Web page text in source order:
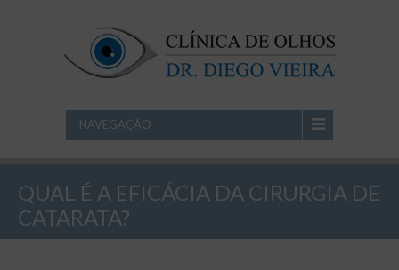
NAVEGAÇÃO
QUAL É A EFICÁCIA DA CIRURGIA DE
CATARATA?